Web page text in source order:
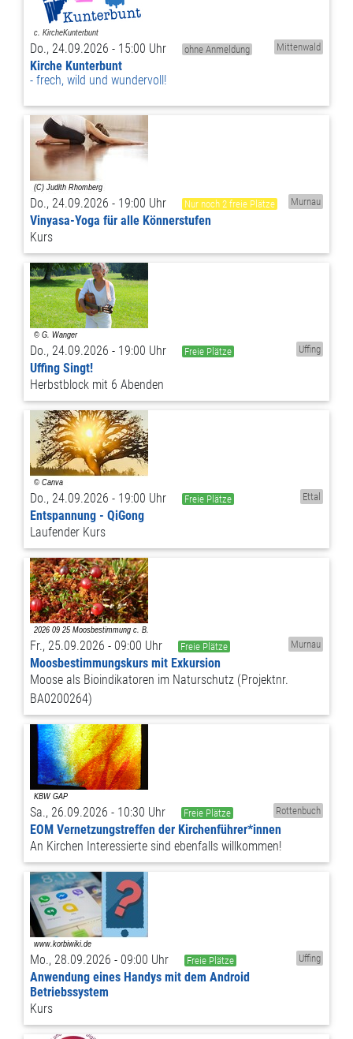
Do., 24.09.2026 - 15:00 Uhr ohne Anmeldung Mittenwald
Kirche Kunterbunt
frech, wild und wundervoll!
Do., 24.09.2026 - 19:00 Uhr Nur noch 2 freie Plätze Murnau
Vinyasa-Yoga für alle Könnerstufen
Kurs
Do., 24.09.2026 - 19:00 Uhr Freie Plätze Uffing
Uffing Singt!
Herbstblock mit 6 Abenden
Do., 24.09.2026 - 19:00 Uhr Freie Plätze Ettal
Entspannung - QiGong
Laufender Kurs
Fr., 25.09.2026 - 09:00 Uhr Freie Plätze Murnau
Moosbestimmungskurs mit Exkursion
Moose als Bioindikatoren im Naturschutz (Projektnr.
BA0200264)
Sa., 26.09.2026 - 10:30 Uhr Freie Plätze Rottenbuch
EOM Vernetzungstreffen der Kirchenführer*innen
An Kirchen Interessierte sind ebenfalls willkommen!
Mo., 28.09.2026 - 09:00 Uhr Freie Plätze Uffing
Anwendung eines Handys mit dem Android
Betriebssystem
Kurs